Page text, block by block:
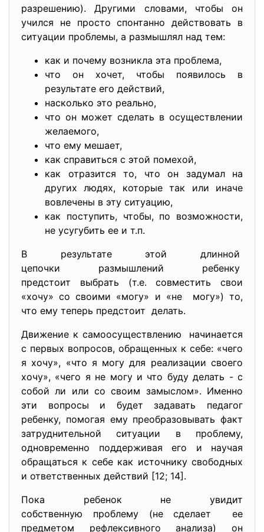
разрешению). Другими словами, чтобы он
учился не просто спонтанно действовать в
ситуации проблемы, а размышлял над тем:
как и почему возникла эта проблема,
что он хочет, чтобы появилось в
результате его действий,
насколько это реально,
что он может сделать в осуществлении
желаемого,
что ему мешает,
как справиться с этой помехой,
как отразится то, что он задумал на
других людях, которые так или иначе
вовлечены в эту ситуацию,
как поступить, чтобы, по возможности,
не усугубить ее и т.п.
В результате этой длинной
цепочки размышлений ребенку
предстоит выбрать (т.е. совместить свои
«хочу» со своими «могу» и «не могу») то,
что ему теперь предстоит делать.
Движение к самоосуществлению начинается
с первых вопросов, обращенных к себе: «чего
я хочу», «что я могу для реализации своего
хочу», «чего я не могу и что буду делать - с
собой ли или со своим замыслом». Именно
эти вопросы и будет задавать педагог
ребенку, помогая ему преобразовывать факт
затруднительной ситуации в проблему,
одновременно поддерживая его и научая
обращаться к себе как источнику свободных
и ответственных действий [12; 14].
Пока ребенок не увидит
собственную проблему (не сделает ее
предметом рефлексивного анализа) он